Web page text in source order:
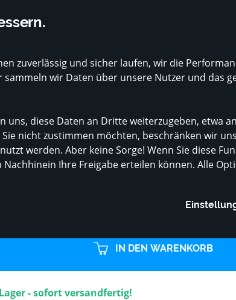
zuverlässig und sicher laufen, wir die
wir Daten über unsere Nutzer und das
uns, diese Daten an Dritte weiterzugeben, etwa
nicht zustimmen möchten, beschränken wir
werden. Aber keine Sorge! Wenn Sie diese
Ihre Freigabe erteilen können. Alle
MINI-UNTERNEHMEN
Güde Gartenwagen GGW 250
Gartenwagen GGW
IN DEN WARENKORB
- sofort versandfertig!